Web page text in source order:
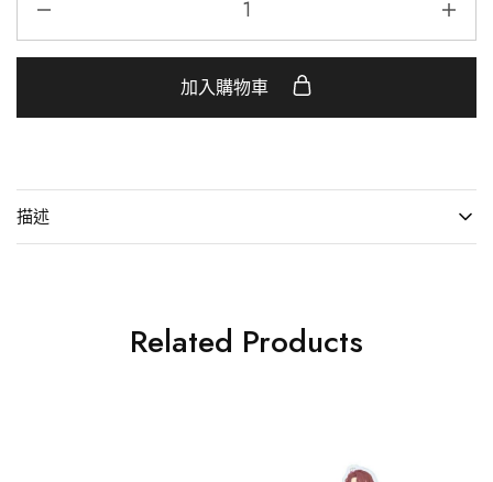
加入購物車
描述
Related Products